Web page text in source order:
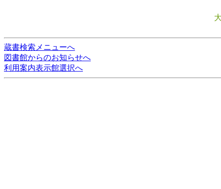
蔵書検索メニューへ
図書館からのお知らせへ
利用案内表示館選択へ